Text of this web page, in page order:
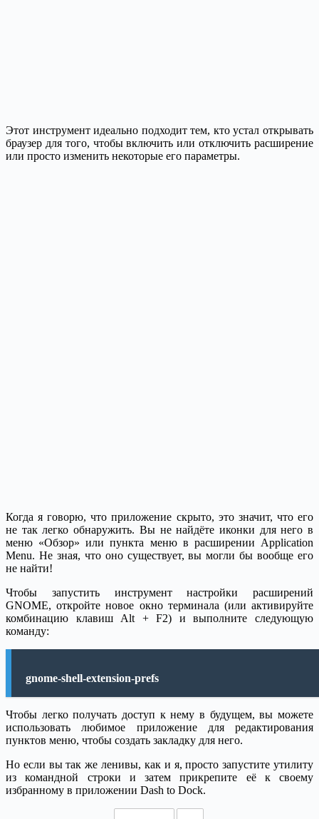
Этот инструмент идеально подходит тем, кто устал открывать
браузер для того, чтобы включить или отключить расширение
или просто изменить некоторые его параметры.
Когда я говорю, что приложение скрыто, это значит, что его
не так легко обнаружить. Вы не найдёте иконки для него в
меню «Обзор» или пункта меню в расширении Application
Menu. Не зная, что оно существует, вы могли бы вообще его
не найти!
Чтобы запустить инструмент настройки расширений
GNOME, откройте новое окно терминала (или активируйте
комбинацию клавиш Alt + F2) и выполните следующую
команду:
gnome-shell-extension-prefs
Чтобы легко получать доступ к нему в будущем, вы можете
использовать любимое приложение для редактирования
пунктов меню, чтобы создать закладку для него.
Но если вы так же ленивы, как и я, просто запустите утилиту
из командной строки и затем прикрепите её к своему
избранному в приложении Dash to Dock.